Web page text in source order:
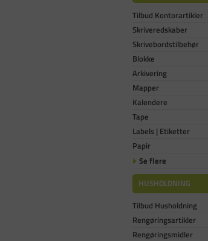
Tilbud Kontorartikler
Skriveredskaber
Skrivebordstilbehør
Blokke
Arkivering
Mapper
Kalendere
Tape
Labels | Etiketter
Papir
Se flere
HUSHOLDNING
Tilbud Husholdning
Rengøringsartikler
Rengøringsmidler